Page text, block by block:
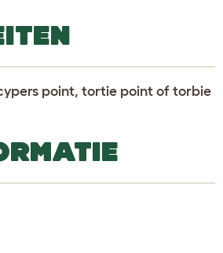
point, tortie point of torbie